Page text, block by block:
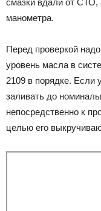
манометра.
Перед проверкой
уровень масла в
2109 в порядке. Если
заливать до
непосредственно к
целью его